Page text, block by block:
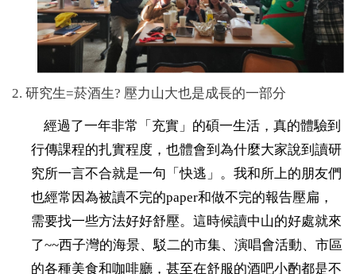
2. 研究生=菸酒生? 壓力山大也是成長的一部分
經過了一年非常「充實」的碩一生活，真的體驗到
行傳課程的扎實程度，也體會到為什麼大家說到讀研
究所一言不合就是一句「快逃」。我和所上的朋友們
也經常因為被讀不完的paper和做不完的報告壓扁，
需要找一些方法好好舒壓。這時候讀中山的好處就來
了~~西子灣的海景、駁二的市集、演唱會活動、市區
的各種美食和咖啡廳，甚至在舒服的酒吧小酌都是不